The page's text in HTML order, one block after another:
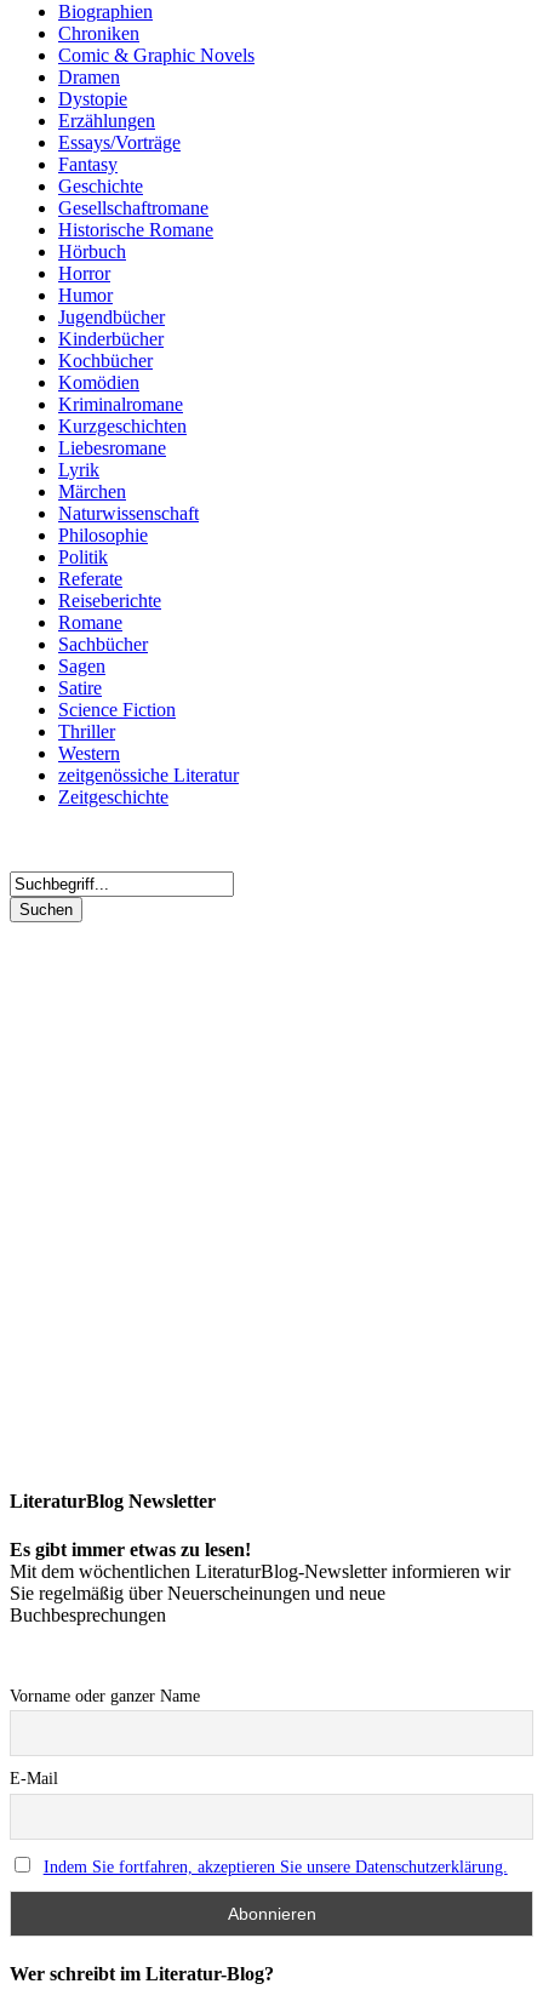
Biographien
Chroniken
Comic & Graphic Novels
Dramen
Dystopie
Erzählungen
Essays/Vorträge
Fantasy
Geschichte
Gesellschaftromane
Historische Romane
Hörbuch
Horror
Humor
Jugendbücher
Kinderbücher
Kochbücher
Komödien
Kriminalromane
Kurzgeschichten
Liebesromane
Lyrik
Märchen
Naturwissenschaft
Philosophie
Politik
Referate
Reiseberichte
Romane
Sachbücher
Sagen
Satire
Science Fiction
Thriller
Western
zeitgenössiche Literatur
Zeitgeschichte
LiteraturBlog Newsletter
Es gibt immer etwas zu lesen!
Mit dem wöchentlichen LiteraturBlog-Newsletter informieren wir
Sie regelmäßig über Neuerscheinungen und neue
Buchbesprechungen
Vorname oder ganzer Name
E-Mail
Indem Sie fortfahren, akzeptieren Sie unsere Datenschutzerklärung.
Wer schreibt im Literatur-Blog?